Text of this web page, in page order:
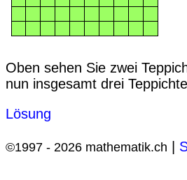
Oben sehen Sie zwei
nun insgesamt drei
Lösung
©1997 - 2026 mathematik.ch